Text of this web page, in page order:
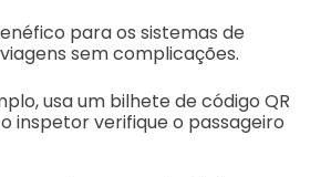
para os sistemas de
sem complicações.
usa um bilhete de código QR
inspetor verifique o passageiro